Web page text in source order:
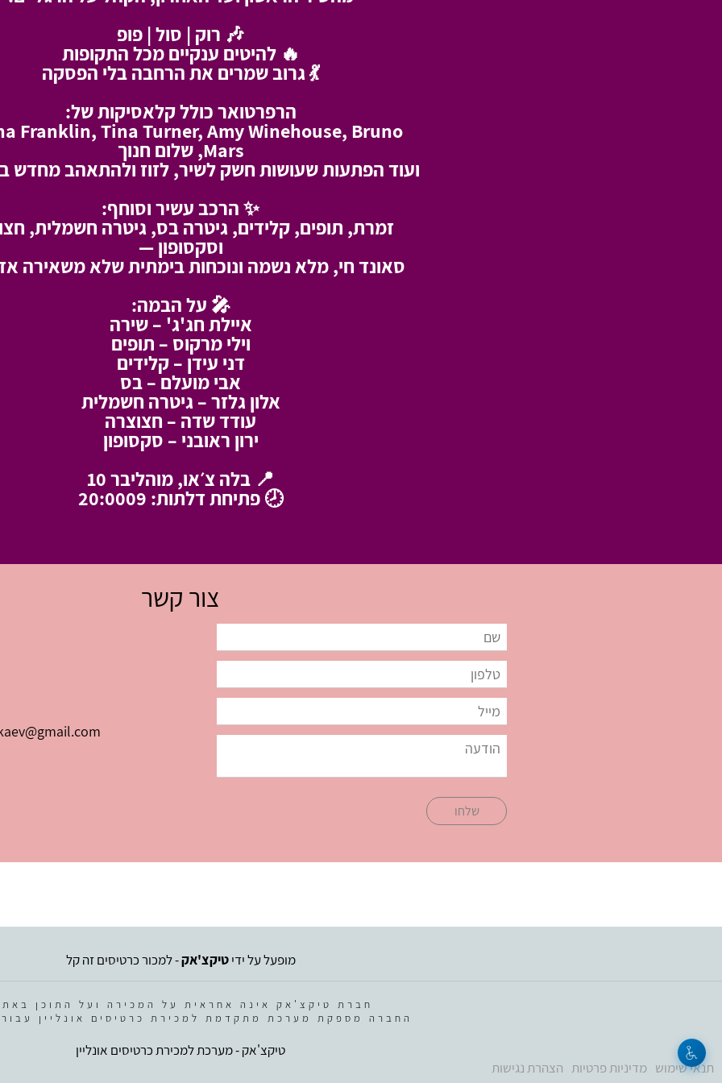
🎶 רוק | סול | פופ
🔥 להיטים ענקיים מכל התקופות
💃 גרוב שמרים את הרחבה בלי הפסקה
הרפרטואר כולל קלאסיקות של:
Franklin, Tina Turner, Amy Winehouse, Bruno
Mars, שלום חנוך
ועוד הפתעות שעושות חשק לשיר, לזוז ולהתאהב מחדש
✨ הרכב עשיר וסוחף:
זמרת, תופים, קלידים, גיטרה בס, גיטרה חשמלית,
וסקסופון —
סאונד חי, מלא נשמה ונוכחות בימתית שלא משאירה
🎤 על הבמה:
איילת חג'ג' – שירה
וילי מרקוס – תופים
דני עידן – קלידים
אבי מועלם – בס
אלון גלזר – גיטרה חשמלית
עודד שדה – חצוצרה
ירון ראובני – סקסופון
📍 בלה צ׳או, מוהליבר 10
🕗 פתיחת דלתות: 20:0009
צור קשר
שלחו
מופעל על ידיטיקצ'אק- למכור כרטיסים זה קל
חברת טיקצ'אק אינה אחראית על המכירה ועל התוכן
החברה מספקת מערכת מתקדמת למכירת כרטיסים אונליין
טיקצ'אק - מערכת למכירת כרטיסים אונליין
תנאי שימוש מדיניות פרטיות הצהרת נגישות